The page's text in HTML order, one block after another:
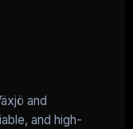
and
and high-